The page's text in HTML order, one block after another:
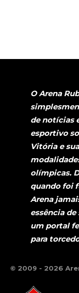
O Arena
de notícias
esportivo
Vitória e
olímpicas.
quando foi
Arena
essência
um portal
para
© 2009 - 2026